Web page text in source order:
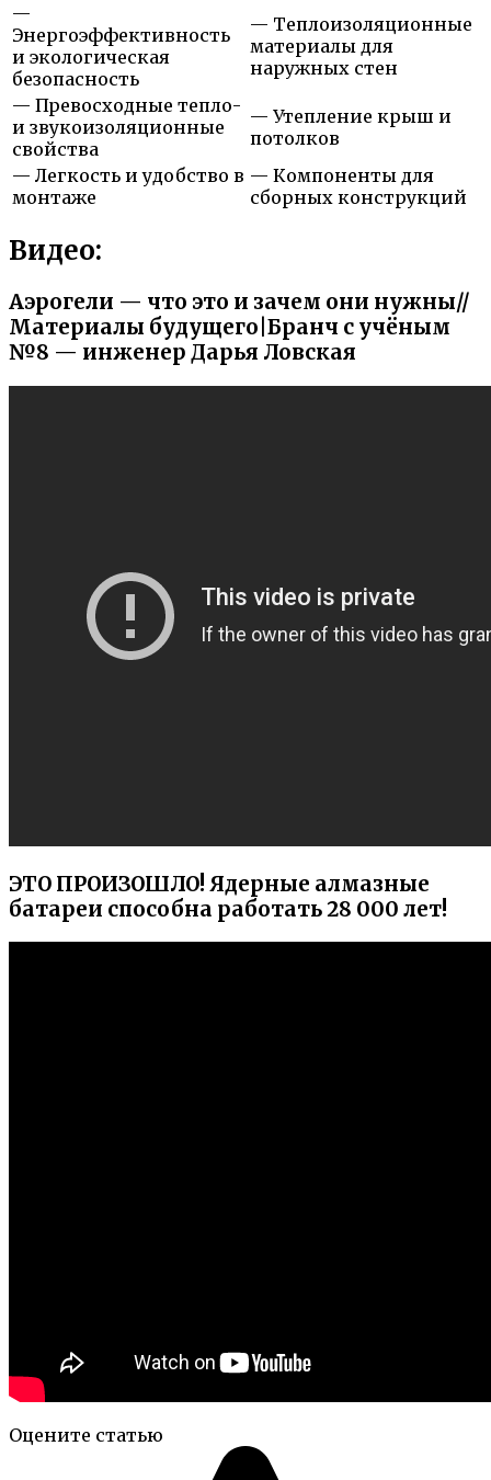
—
Энергоэффективность
и экологическая
безопасность
— Теплоизоляционные
материалы для
наружных стен
— Превосходные тепло-
и звукоизоляционные
свойства
— Утепление крыш и
потолков
— Легкость и удобство в
монтаже
— Компоненты для
сборных конструкций
Видео:
Аэрогели — что это и зачем они нужны//
Материалы будущего|Бранч с учёным
№8 — инженер Дарья Ловская
ЭТО ПРОИЗОШЛО! Ядерные алмазные
батареи способна работать 28 000 лет!
Оцените статью